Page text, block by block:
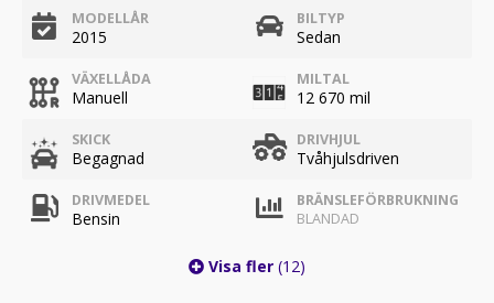
MODELLÅR
2015
BILTYP
Sedan
VÄXELLÅDA
Manuell
MILTAL
12 670 mil
SKICK
Begagnad
DRIVHJUL
Tvåhjulsdriven
DRIVMEDEL
Bensin
BRÄNSLEFÖRBRUKNING
BLANDAD
Visa fler (12)